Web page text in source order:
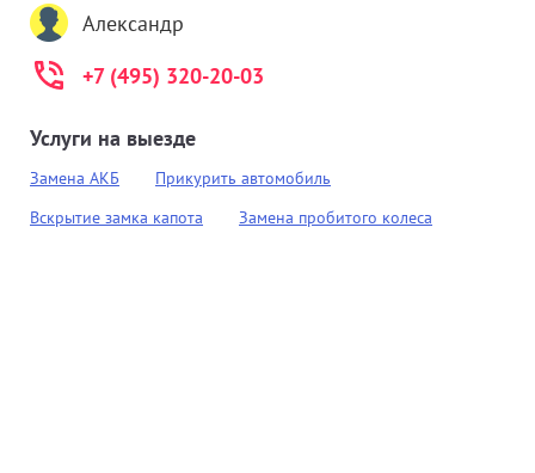
Александр
+7 (495) 320-20-03
Услуги на выезде
Замена АКБ
Прикурить автомобиль
Вскрытие замка капота
Замена пробитого колеса